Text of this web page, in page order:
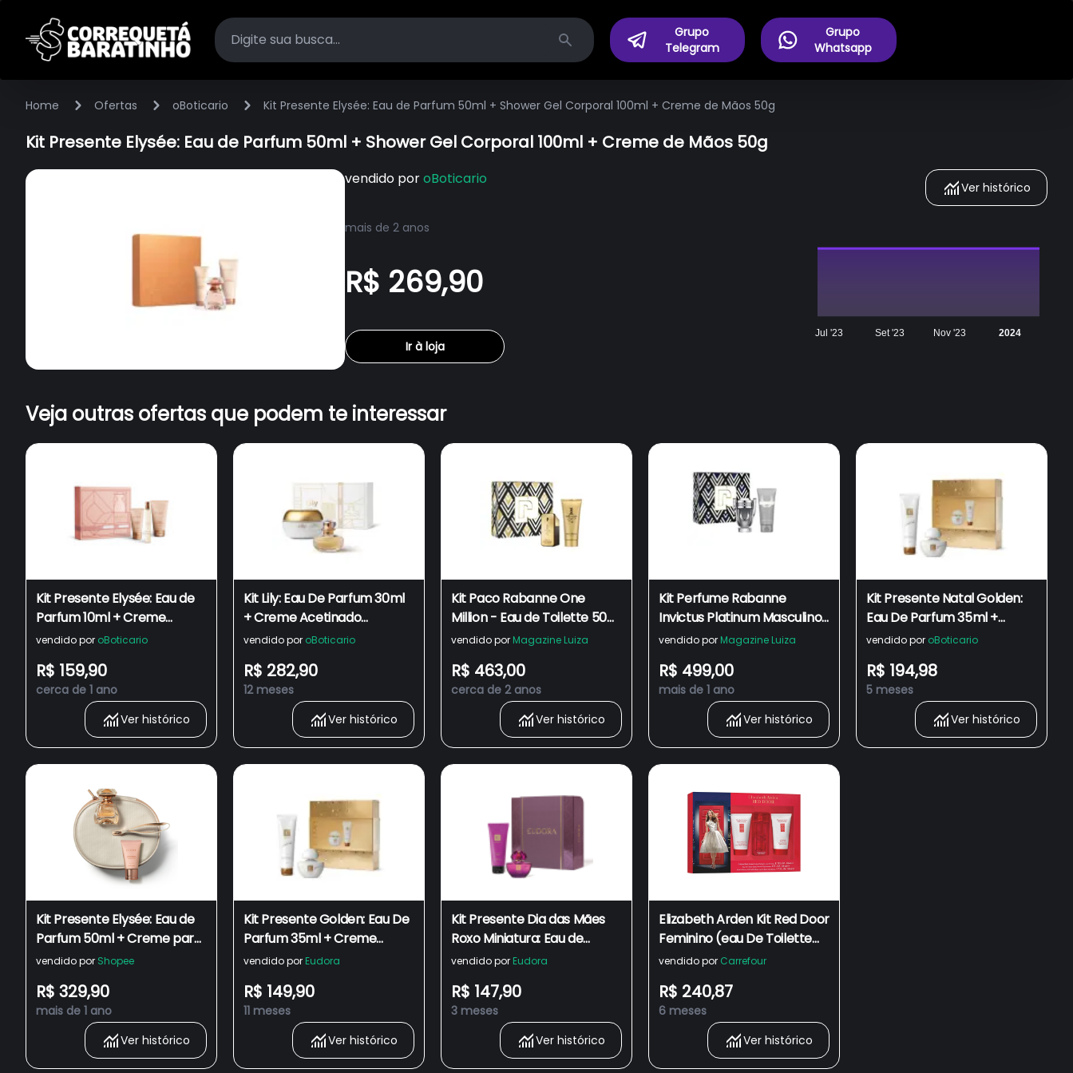
Search
Grupo
Telegram
Grupo
Whatsapp
Home Ofertas oBoticario Kit Presente Elysée: Eau de Parfum 50ml + Shower Gel Corporal 100ml + Creme de Mãos 50g
Kit Presente Elysée: Eau de Parfum 50ml + Shower Gel Corporal 100ml + Creme de Mãos 50g
vendido poroBoticario
mais de 2 anos
R$ 269,90
Ir à loja
Ver histórico
Jul '23 Set '23 Nov '23 2024
Veja outras ofertas que podem te interessar
Kit Presente Elysée: Eau de
Parfum 10ml + Creme
Acetinado Corporal 75g +
Mãos 30g
vendido por oBoticario
R$ 159,90
cerca de 1 ano
Ver histórico
Kit Lily: Eau De Parfum 30ml
+ Creme Acetinado
Desodorante Corporal 250g
vendido por oBoticario
R$ 282,90
12 meses
Ver histórico
Kit Paco Rabanne One
Million - Eau de Toilette 50ml
+ Shower Gel 100ml
vendido por Magazine Luiza
R$ 463,00
cerca de 2 anos
Ver histórico
Kit Perfume Rabanne
Invictus Platinum Masculino
Eau de Parfum 100ml +
Rabanne
vendido por Magazine Luiza
R$ 499,00
mais de 1 ano
Ver histórico
Kit Presente Natal Golden:
Eau De Parfum 35ml +
Creme Hidratante
vendido por oBoticario
R$ 194,98
5 meses
Ver histórico
Kit Presente Elysée: Eau de
Parfum 50ml + Creme para
Mãos 50g + Frasqueira Nude
vendido por Shopee
R$ 329,90
mais de 1 ano
Ver histórico
Kit Presente Golden: Eau De
Parfum 35ml + Creme
Hidratante Desodorante
vendido por Eudora
R$ 149,90
11 meses
Ver histórico
Kit Presente Dia das Mães
Roxo Miniatura: Eau de
Parfum 35ml + Loção
Corporal 100ml
vendido por Eudora
R$ 147,90
3 meses
Ver histórico
Elizabeth Arden Kit Red Door
Feminino (eau De Toilette
30ml + Loção Corporal 50ml
vendido por Carrefour
R$ 240,87
6 meses
Ver histórico